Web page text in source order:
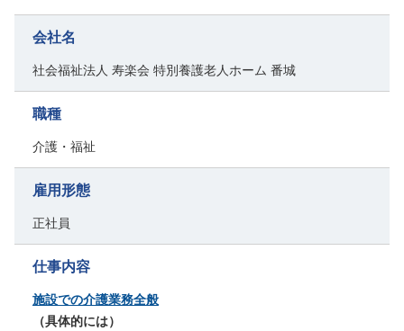
会社名
社会福祉法人 寿楽会 特別養護老人ホーム 番城
職種
介護・福祉
雇用形態
正社員
仕事内容
施設での介護業務全般
（具体的には）